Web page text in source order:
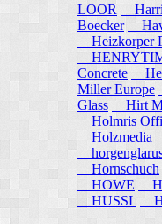
LOOR
Boecker
Heizkorper
Concrete
Miller Europe
Glass
Hirt
Holmris
Holzmedia
Hornschuch
HOWE
HUSSL